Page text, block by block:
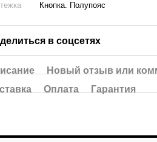
Кнопка. Полупояс
в соцсетях
Новый отзыв или
Оплата Гарантия